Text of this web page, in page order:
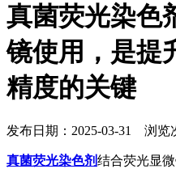
真菌荧光染色
镜使用，是提
精度的关键
发布日期：2025-03-31 浏览
真菌荧光染色剂结合荧光显